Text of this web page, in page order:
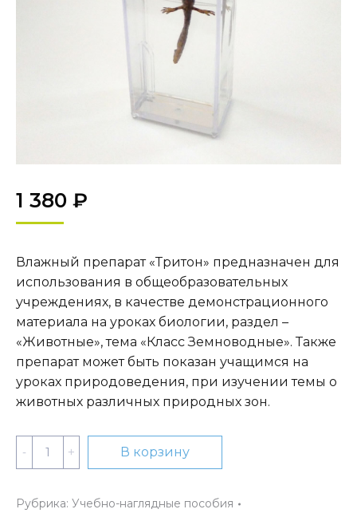
1 380 ₽
Влажный препарат «Тритон» предназначен для
использования в общеобразовательных
учреждениях, в качестве демонстрационного
материала на уроках биологии, раздел –
«Животные», тема «Класс Земноводные». Также
препарат может быть показан учащимся на
уроках природоведения, при изучении темы о
животных различных природных зон.
Количество
Влажный
«Тритон»
В корзину
Рубрика: Учебно-наглядные пособия